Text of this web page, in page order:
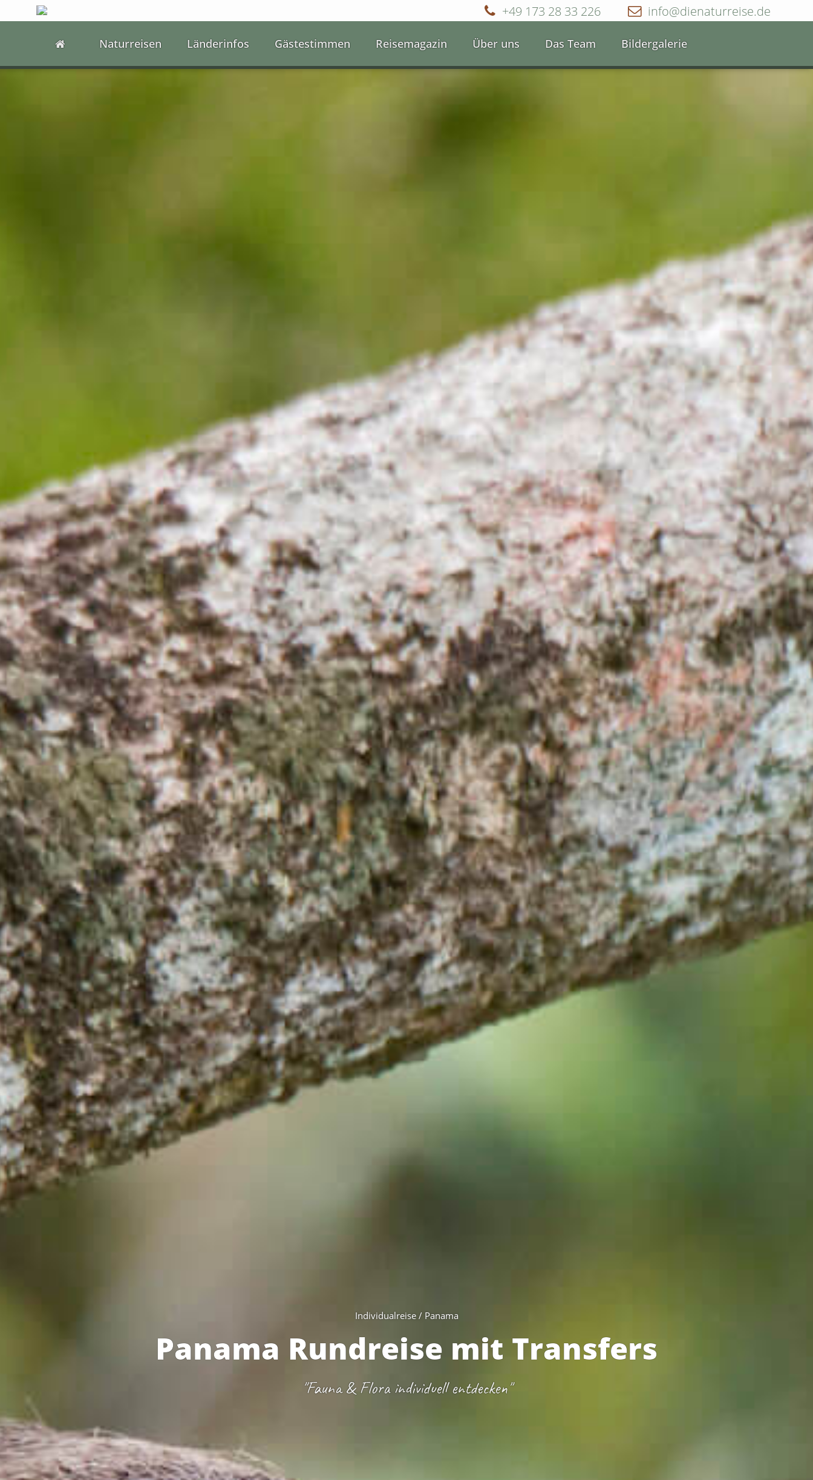
info@dienaturreise.de
+49 173 28 33 226
Naturreisen Länderinfos Gästestimmen Reisemagazin Über uns Das Team Bildergalerie
Individualreise / Panama
Panama Rundreise mit Transfers
"Fauna & Flora individuell entdecken"